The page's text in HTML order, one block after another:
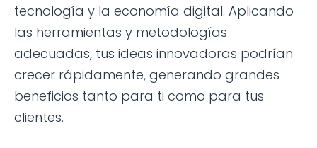
tecnología y la economía digital. Aplicando
las herramientas y metodologías
adecuadas, tus ideas innovadoras podrían
crecer rápidamente, generando grandes
beneficios tanto para ti como para tus
clientes.